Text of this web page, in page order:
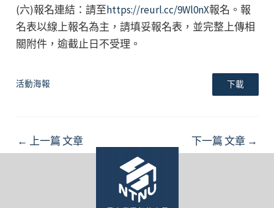
(六)報名連結：請至https://reurl.cc/9Wl0nX報名。報
名表以線上報名為主，請填妥報名表，並完整上傳相
關附件，逾截止日不受理。
活動海報 下載
Post
navigation
← 上一篇 文章 下一篇 文章 →